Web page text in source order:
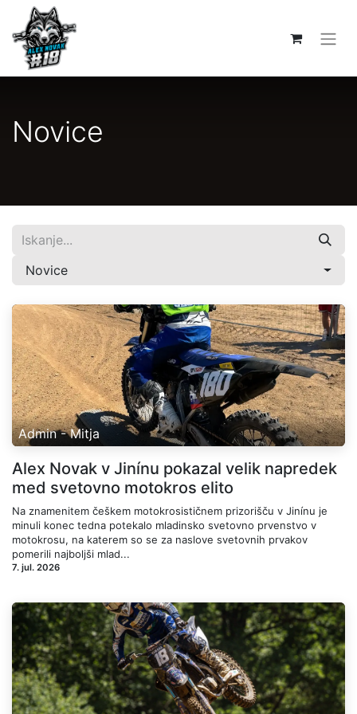
Novice
Novice
Admin - Mitja
Alex Novak v Jinínu pokazal velik napredek
med svetovno motokros elito
Na znamenitem češkem motokrosističnem prizorišču v Jinínu je
minuli konec tedna potekalo mladinsko svetovno prvenstvo v
motokrosu, na katerem so se za naslove svetovnih prvakov
pomerili najboljši mlad...
7. jul. 2026